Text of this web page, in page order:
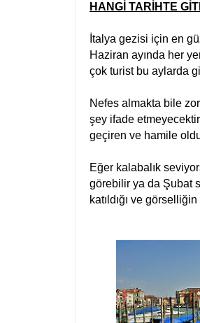
HANGİ TARİHTE
İtalya gezisi için en
Haziran ayında her
çok turist bu aylarda
Nefes almakta bile
şey ifade
geçiren ve hamile
Eğer kalabalık
görebilir ya da Şubat
katıldığı ve